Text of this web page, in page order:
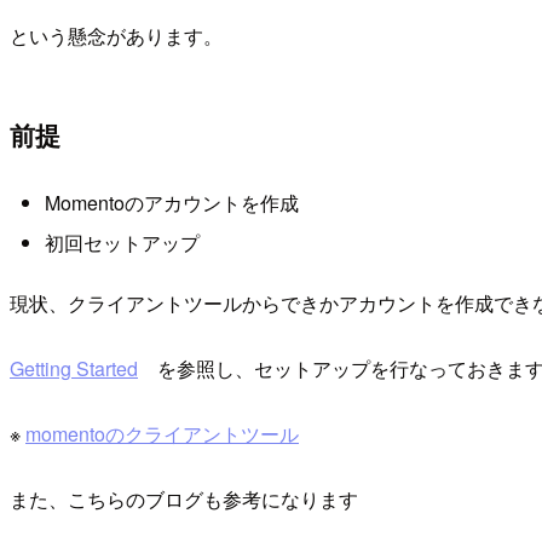
という懸念があります。
前提
Momentoのアカウントを作成
初回セットアップ
現状、クライアントツールからできかアカウントを作成でき
Getting Started を参照し、セットアップを行なっておきます
※ momentoのクライアントツール
また、こちらのブログも参考になります